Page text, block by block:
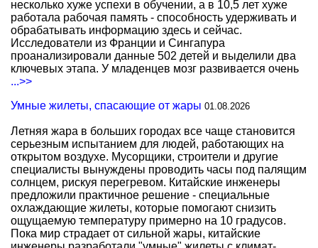
несколько хуже успехи в обучении, а в 10,5 лет хуже
работала рабочая память - способность удерживать и
обрабатывать информацию здесь и сейчас.
Исследователи из Франции и Сингапура
проанализировали данные 502 детей и выделили два
ключевых этапа. У младенцев мозг развивается очень
...>>
Умные жилеты, спасающие от жары 01.08.2026
Летняя жара в больших городах все чаще становится
серьезным испытанием для людей, работающих на
открытом воздухе. Мусорщики, строители и другие
специалисты вынуждены проводить часы под палящим
солнцем, рискуя перегревом. Китайские инженеры
предложили практичное решение - специальные
охлаждающие жилеты, которые помогают снизить
ощущаемую температуру примерно на 10 градусов.
Пока мир страдает от сильной жары, китайские